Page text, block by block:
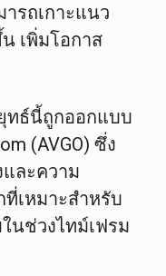
ารถเกาะแนว
เพิ่มโอกาส
ทธ์นี้ถูกออกแบบ
(AVGO) ซึ่ง
ละความ
เหมาะสำหรับ
นช่วงไทม์เฟรม